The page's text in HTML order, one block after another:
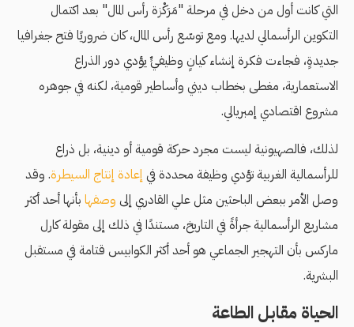
التي كانت أول من دخل في مرحلة "مَرَكْزة رأس المال" بعد اكتمال
التكوين الرأسمالي لديها. ومع توسّع رأس المال، كان ضروريًا فتح جغرافيا
جديدةٍ، فجاءت فكرة إنشاء كيانٍ وظيفيٍّ يؤدي دور الذراع
الاستعمارية، مغطى بخطاب ديني وأساطير قومية، لكنه في جوهره
مشروع اقتصادي إمبريالي.
لذلك، فالصهيونية ليست مجرد حركة قومية أو دينية، بل ذراع
للرأسمالية الغربية تؤدي وظيفة محددة في إعادة إنتاج السيطرة. وقد
وصل الأمر ببعض الباحثين مثلعلي القادري إلى وصفها بأنها أحد أكثر
مشاريع الرأسمالية جرأةً في التاريخ، مستندًا في ذلك إلى مقولة كارل
ماركس بأن التهجير الجماعي هو أحد أكثر الكوابيس قتامة في مستقبل
البشرية.
الحياة مقابل الطاعة